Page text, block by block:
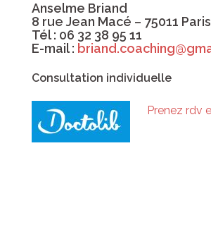
Anselme Briand
8 rue Jean Macé – 75011 Paris
Tél : 06 32 38 95 11
E-mail :
Consultation individuelle
Prenez rdv